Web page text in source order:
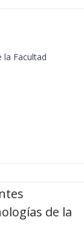
la Facultad
de la